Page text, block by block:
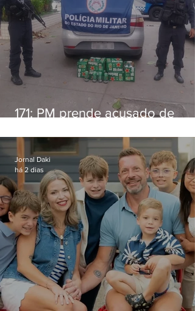
171: PM prende acusado de
Niterói
Jornal Daki
há 2 dias